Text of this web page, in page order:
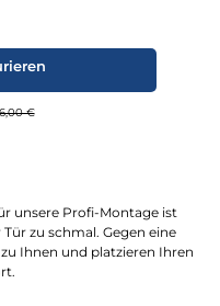
Preis:
€
unsere Profi-Montage ist
zu schmal. Gegen eine
Ihnen und platzieren Ihren